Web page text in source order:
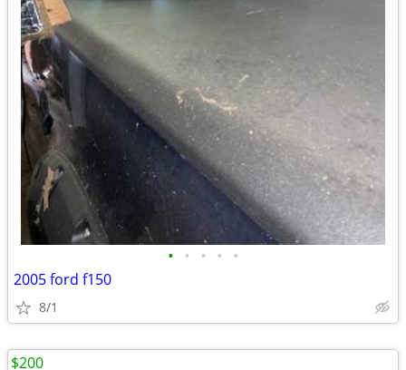
• • • • •
2005 ford f150
8/1
$200